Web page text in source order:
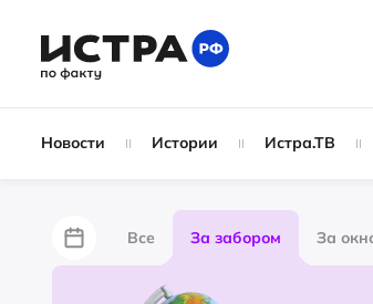
Новости Истории Истра.ТВ
Все За забором За
Лайфхаки